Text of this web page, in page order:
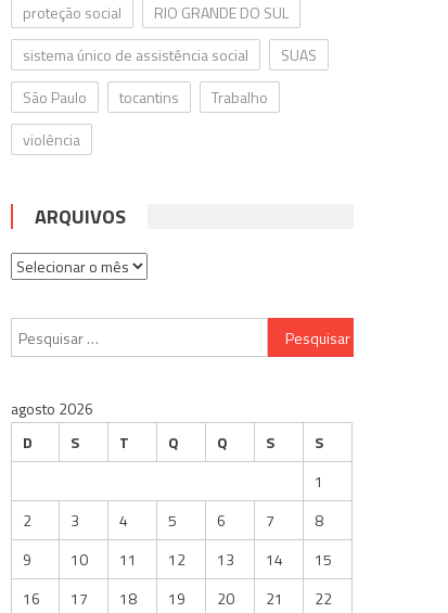
proteção social
RIO GRANDE DO SUL
sistema único de assistência social
SUAS
São Paulo
tocantins
Trabalho
violência
ARQUIVOS
Arquivos
Pesquisar
por:
agosto 2026
D
S T Q Q S
S
1
2
3 4 5 6 7
8
9
10 11 12 13 14
15
16
17 18 19 20 21
22